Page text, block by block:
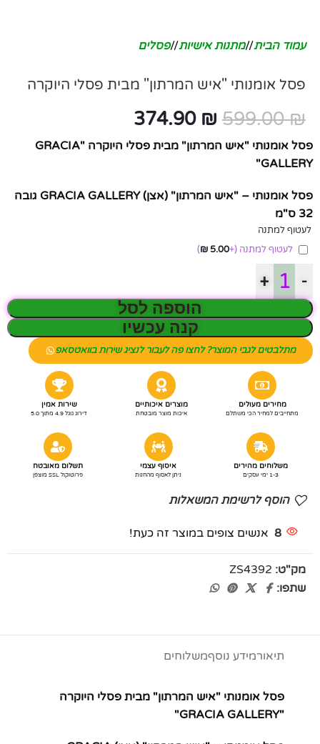
עמוד הבית/ מתנות אישיות/ פסלים
פסל אומנותי "איש המרתון" מבית פסלי היוקרה
599.00₪
374.90 ₪
פסל אומנותי "איש המרתון" מבית פסלי היוקרה "GRACIA
GALLERY"
פסל אומנותי – "איש המרתון" (אצן) GRACIA GALLERY גובה
32 ס"מ
לעטוף למתנה
לעטוף למתנה (+
5.00
₪
)
-
+
הוספה לסל
קנה עכשיו
מתלבטים לגבי המוצר? לחצו פה לעבור לנציג שירות בוואטסאפ
מחירים מעולים
מתחייבים למחיר הכי משתלם
מוצרים איכותיים
איכות מוצר מובטחת
שירות אמין
דירוג גוגל 4.9 מתוך 5.0
משלוחים מהירים
1-3 ימי עסקים
איסוף עצמי
ניתן לאסוף מהחנות
תשלום מאובטח
פרוטוקול SSL מוצפן
הוסף לרשימת המשאלות
8 אנשים צופים במוצר זה כעת!
מק"ט: ZS4392
שתפו:
תיאורמידע נוסףמשלוחים
פסל אומנותי "איש המרתון" מבית פסלי היוקרה
"GRACIA GALLERY"